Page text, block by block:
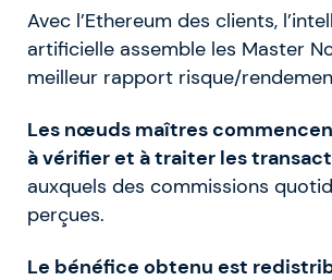
Avec l’Ethereum des clients,
artificielle assemble les Master
meilleur rapport risque/
Les nœuds maîtres
à vérifier et à traiter les
auxquels des commissions
perçues.
Le bénéfice obtenu est